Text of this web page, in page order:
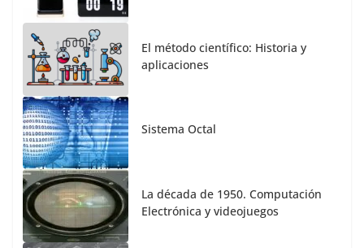
El método científico: Historia y
aplicaciones
Sistema Octal
La década de 1950. Computación
Electrónica y videojuegos